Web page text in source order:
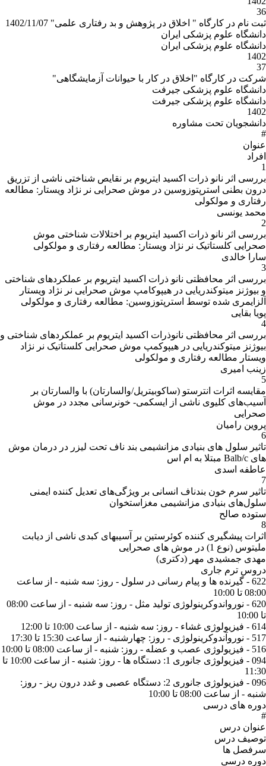
36
ثبت نام در کارگاه " اخلاق در پژوهش و بد رفتاری علمی" 1402/11/07
دانشگاه علوم پزشکی ایران
دانشگاه علوم پزشکی ایران
1402
37
شرکت در کارگاه "اخلاق در کار با حیوانات آزمایشگاهی"
دانشگاه علوم پزشکی جیرفت
دانشگاه علوم پزشکی جیرفت
1402
دانشجویان تحت مشاوره
#
عنوان
افراد
1
بررسی اثر نانو ذرات اکسید ایتریوم بر نقایص شناختی ناشی از تزریق
درون بطنی استرپتوزوسین در موش صحرایی نر نژاد ویستار: مطالعه
رفتاری و مولکولی
محمد یونسی
2
بررسی اثر نانو ذرات اکسید ایتریوم بر اختلالات شناختی موش
صحرایی کلستاتیک نر نژاد ویستار: مطالعه رفتاری و مولکولی
سارا خالدی
3
بررسی اثر محافظتی نانو ذرات اکسید ایتریوم بر عملکردهای شناختی
و بیوژنز میتوکندریایی در هیپوکامپ موش صحرایی نر نژاد ویستار
آلزایمری شده توسط استرپتوزوسین: مطالعه رفتاری و مولکولی
پویا بقایی
4
بررسی اثر محافظتی نانوذرات اکسید ایتریوم بر عملکردهای شناختی و
بیوژنز میتوکندریایی در هیپوکمپ موش صحرایی کلستاتیک نر نژاد
ویستار مطالعه رفتاری و مولکولی
زینب امیری
5
مقایسه اثرات انترستو (ساکوبیتریل/والسارتان) با والسارتان بر
آسیب‌های کلیوی ناشی از ایسکمی- خونرسانی مجدد در موش
صحرایی
پروین رامیان
6
تاثیر سلول های بنیادی مزانشیمی بند ناف تحت لیزر در درمان موش
های Balb/c مبتلا به ام اس
عاطفه اسدی
7
تاثیر سرم خون بندناف انسانی بر ویژگی‌های تعدیل کننده ایمنی
سلول‌های بنیادی مزانشیمی مغزاستخوان
ستوده صالح
8
اثرات پیشگیری کننده کوئرستین بر آسیبهای کبدی ناشی از دیابت
ملیتوس (نوع 1) در موش های صحرایی
مهدی جمشیدی مهر (دکتری)
دروس ترم جاری
622 - گیرنده ها و پیام رسانی در سلول - روز: سه شنبه - از ساعت
08:00 تا 10:00
620 - نورواندوکرینولوژی تولید مثل - روز: سه شنبه - از ساعت 08:00
تا 10:00
614 - فیزیولوژی غشاء - روز: سه شنبه - از ساعت 10:00 تا 12:00
517 - نوروآندوکرینولوژی - روز: چهارشنبه - از ساعت 15:30 تا 17:30
516 - فیزیولوژی عصب و عضله - روز: شنبه - از ساعت 08:00 تا 10:00
094 - فیزیولوژی جانوری 1: دستگاه ها - روز: شنبه - از ساعت 10:00 تا
11:30
096 - فیزیولوژی جانوری 2: دستگاه عصبی و غدد درون ریز - روز:
شنبه - از ساعت 08:00 تا 10:00
دوره های درسی
#
عنوان درس
توصیف درس
سرفصل ها
دوره درسی